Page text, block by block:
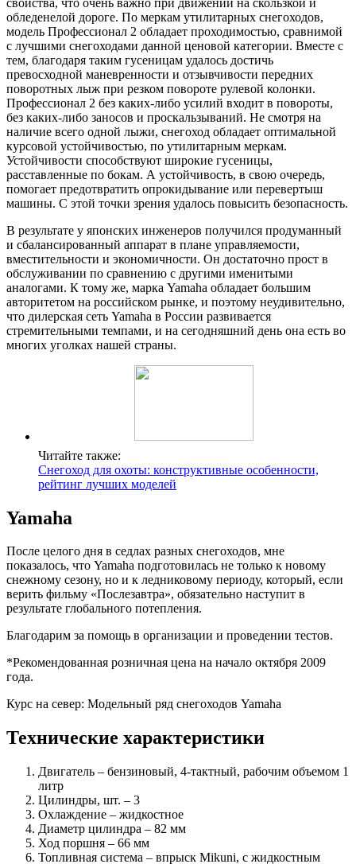
обледенелой дороге. По меркам утилитарных снегоходов,
модель Профессионал 2 обладает проходимостью, сравнимой
с лучшими снегоходами данной ценовой категории. Вместе с
тем, благодаря таким гусеницам удалось достичь
превосходной маневренности и отзывчивости передних
поворотных лыж при резком повороте рулевой колонки.
Профессионал 2 без каких-либо усилий входит в повороты,
без каких-либо заносов и проскальзываний. Не смотря на
наличие всего одной лыжи, снегоход обладает оптимальной
курсовой устойчивостью, по утилитарным меркам.
Устойчивости способствуют широкие гусеницы,
расставленные по бокам. А устойчивость, в свою очередь,
помогает предотвратить опрокидывание или перевертыш
машины. С этой точки зрения удалось повысить безопасность.
В результате у японских инженеров получился продуманный
и сбалансированный аппарат в плане управляемости,
вместительности и экономичности. Он достаточно прост в
обслуживании по сравнению с другими именитыми
аналогами. К тому же, марка Yamaha обладает большим
авторитетом на российском рынке, и поэтому неудивительно,
что дилерская сеть Yamaha в России развивается
стремительными темпами, и на сегодняшний день она есть во
многих уголках нашей страны.
Читайте также:
Снегоход для охоты: конструктивные особенности,
рейтинг лучших моделей
Yamaha
После целого дня в седлах разных снегоходов, мне
показалось, что Yamaha подготовилась не только к новому
снежному сезону, но и к ледниковому периоду, который, если
верить фильму «Послезавтра», обязательно наступит в
результате глобального потепления.
Благодарим за помощь в организации и проведении тестов.
*Рекомендованная розничная цена на начало октября 2009
года.
Курс на север: Модельный ряд снегоходов Yamaha
Технические характеристики
Двигатель – бензиновый, 4-тактный, рабочим объемом 1
литр
Цилиндры, шт. – 3
Охлаждение – жидкостное
Диаметр цилиндра – 82 мм
Ход поршня – 66 мм
Топливная система – впрыск Mikuni, с жидкостным